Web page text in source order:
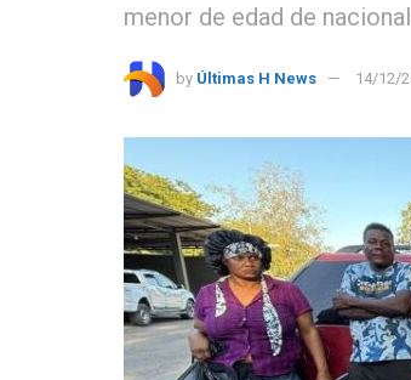
menor de edad de
by Últimas H News 14/12/